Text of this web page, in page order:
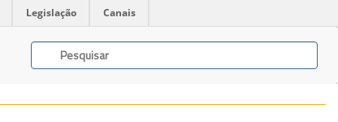
Legislação Canais